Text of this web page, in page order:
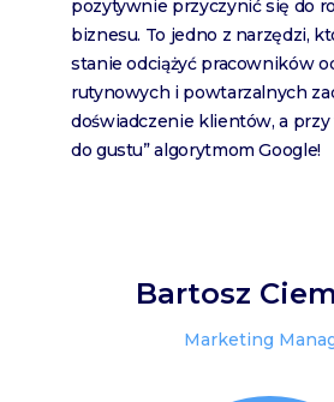
pozytywnie przyczynić się do
biznesu. To jedno z narzędzi,
stanie odciążyć pracowników
rutynowych i powtarzalnych
doświadczenie klientów, a przy
do gustu” algorytmom Google!
Bartosz
Marketing